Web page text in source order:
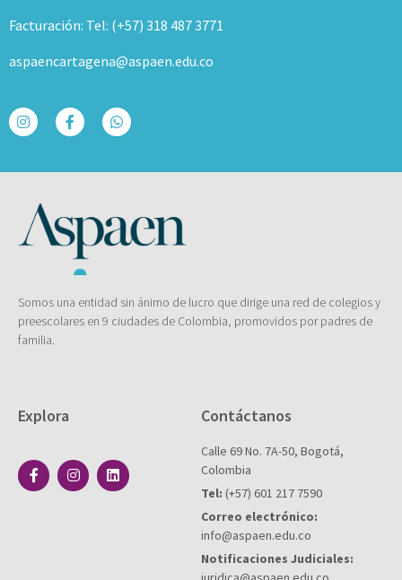
Facturación: Tel: (+57) 318 487 3771
aspaencartagena@aspaen.edu.co
Somos una entidad sin ánimo de lucro que dirige una red de colegios y
preescolares en 9 ciudades de Colombia, promovidos por padres de
familia.
Explora Contáctanos
Calle 69 No. 7A-50, Bogotá,
Colombia
Tel: (+57) 601 217 7590
Correo electrónico:
info@aspaen.edu.co
Notificaciones Judiciales: